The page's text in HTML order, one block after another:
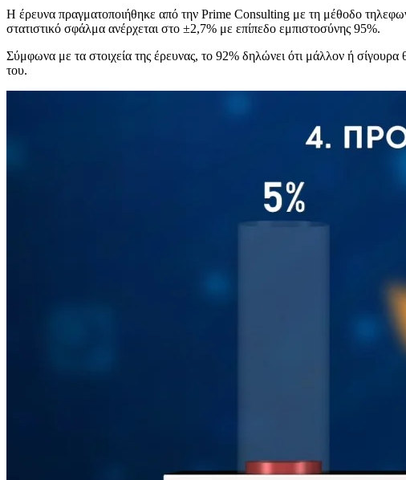
Η έρευνα πραγματοποιήθηκε από την Prime Consulting με τη μέθοδο
στατιστικό σφάλμα ανέρχεται στο ±2,7% με επίπεδο εμπιστοσύνης 95%.
Σύμφωνα με τα στοιχεία της έρευνας, το 92% δηλώνει ότι μάλλον ή
του.